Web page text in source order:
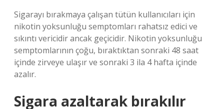
Sigarayı bırakmaya çalışan tütün kullanıcıları için
nikotin yoksunluğu semptomları rahatsız edici ve
sıkıntı vericidir ancak geçicidir. Nikotin yoksunluğu
semptomlarının çoğu, bıraktıktan sonraki 48 saat
içinde zirveye ulaşır ve sonraki 3 ila 4 hafta içinde
azalır.
Sigara azaltarak bırakılır